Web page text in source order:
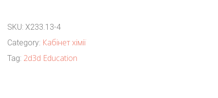
SKU: Х233.13-4
Category: Кабінет хімії
Tag: 2d3d Education